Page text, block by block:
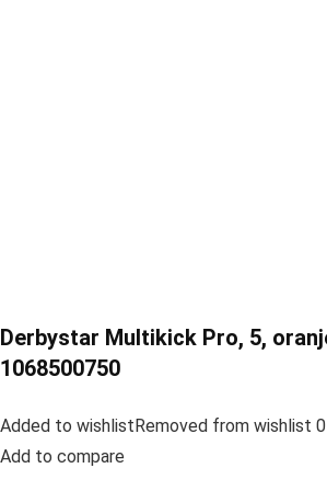
Derbystar Multikick Pro, 5,
1068500750
Added to wishlistRemoved from wishlist 0
Add to compare